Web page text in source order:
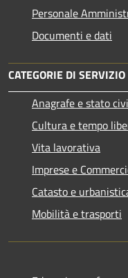
Personale
Documenti e dati
CATEGORIE DI SERVIZIO
Anagrafe e stato
Cultura e tempo
Vita lavorativa
Imprese e
Catasto e
Mobilità e trasporti